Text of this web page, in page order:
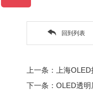
回到列表
上一条：上海
下一条：OLED透